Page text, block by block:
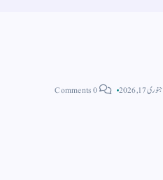
جنوری 17, 2026